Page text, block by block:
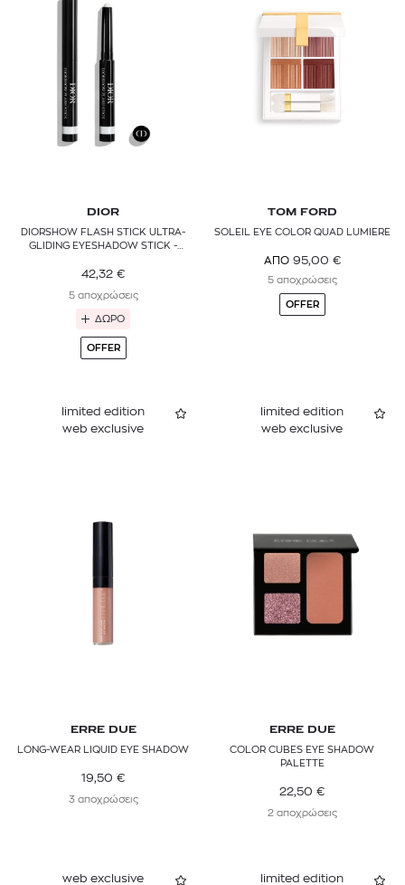
DIOR
DIORSHOW FLASH STICK ULTRA-
GLIDING EYESHADOW STICK -
42,32 €
5 αποχρώσεις
ΔΩΡΟ
OFFER
TOM FORD
SOLEIL EYE COLOR QUAD LUMIERE
ΑΠΟ 95,00 €
5 αποχρώσεις
OFFER
limited edition
web exclusive
ERRE DUE
LONG-WEAR LIQUID EYE SHADOW
19,50 €
3 αποχρώσεις
limited edition
web exclusive
ERRE DUE
COLOR CUBES EYE SHADOW
PALETTE
22,50 €
2 αποχρώσεις
web exclusive limited edition